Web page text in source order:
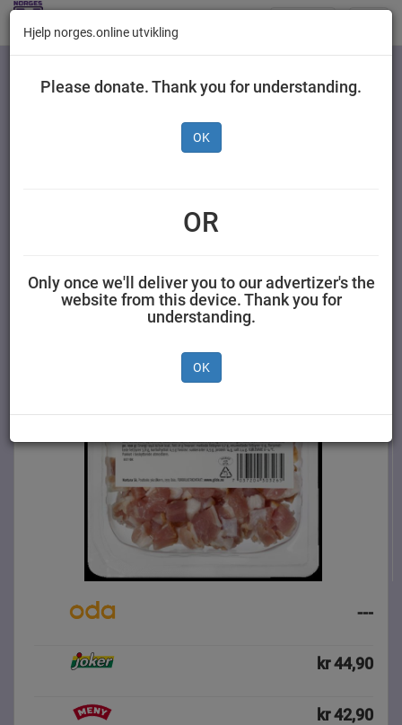
Kategorier
Terninger 150 g
---
kr 44,90
kr 42,90
Hjelp norges.online utvikling
Please donate. Thank you for understanding.
OK
OR
Only once we'll deliver you to our advertizer's the
website from this device. Thank you for
understanding.
OK